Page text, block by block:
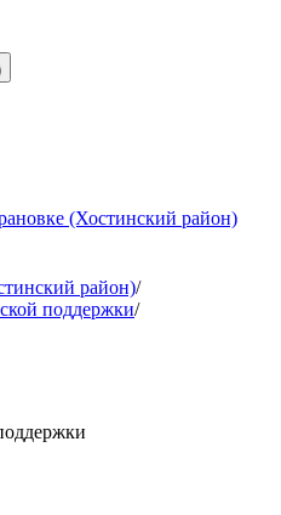
(Хостинский район)
район)/
поддержки/